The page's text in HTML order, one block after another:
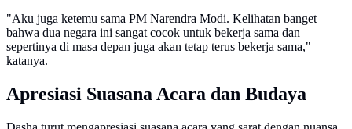
"Aku juga ketemu sama PM Narendra Modi. Kelihatan banget
bahwa dua negara ini sangat cocok untuk bekerja sama dan
sepertinya di masa depan juga akan tetap terus bekerja sama,"
katanya.
Apresiasi Suasana Acara dan Budaya